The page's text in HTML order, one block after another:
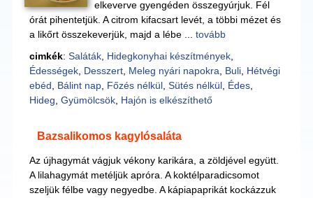
elkeverve gyengéden összegyúrjuk. Fél
órát pihentetjük. A citrom kifacsart levét, a többi mézet és
a likőrt összekeverjük, majd a lébe ... tovább
cimkék: Saláták, Hidegkonyhai készítmények,
Édességek, Desszert, Meleg nyári napokra Buli, Hétvégi
ebéd
Bálint nap, Főzés nélkül, Sütés nélkül, Édes,
Hideg Gyümölcsök, Hajón is elkészíthető
Bazsalikomos kagylósaláta
Az újhagymát vágjuk vékony karikára, a zöldjével együtt.
A lilahagymát metéljük apróra. A koktélparadicsomot
szeljük félbe vagy negyedbe. A kápiapaprikát kockázzuk